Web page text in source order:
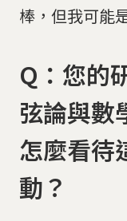
棒，但我可能
Q：您的
弦論與數
怎麼看待
動？